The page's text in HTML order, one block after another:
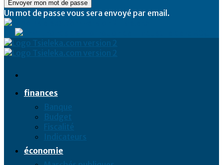
Un mot de passe vous sera envoyé par email.
finances
Banque
Budget
Fiscalité
Indicateurs
économie